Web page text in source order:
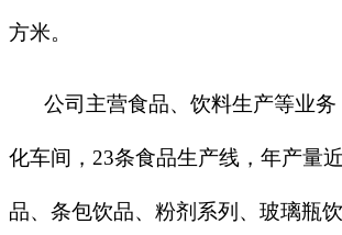
方米。
公司主营食品、饮料生产等业
化车间， 23条食品生产线，年产量
品、条包饮品、粉剂系列、玻璃瓶